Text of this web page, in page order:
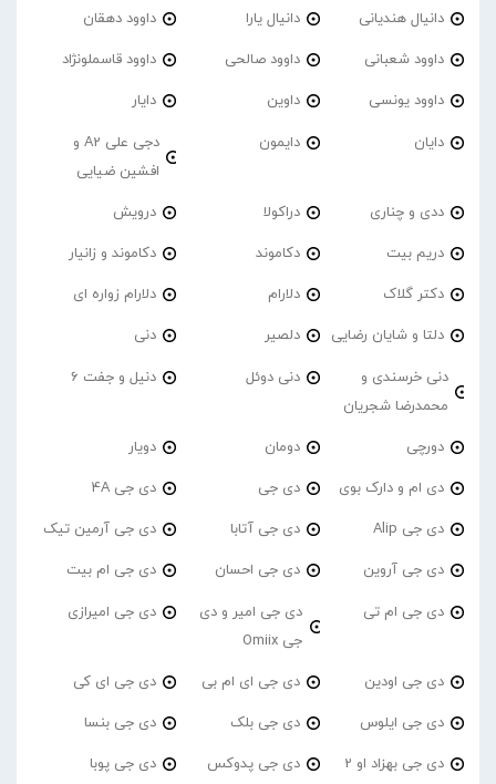
دانیال هندیانی دانیال یارا داوود دهقان
داوود شعبانی داوود صالحی داوود قاسملونژاد
داوود یونسی داوین دایار
دایان دایمون
دجی علی A2 و
افشین ضیایی
ددی و چناری دراکولا درویش
دریم بیت دکاموند دکاموند و زانیار
دکتر گلاک دلارام دلارام زواره ای
دلتا و شایان رضایی دلصیر دنی
دنی خرسندی و
محمدرضا شجریان
دنی دوئل دنیل و جفت 6
دورچی دومان دویار
دی ام و دارک بوی دی جی دی جی 4A
دی جی Alip دی جی آتابا دی جی آرمین تیک
دی جی آروین دی جی احسان دی جی ام بیت
دی جی ام تی
دی جی امیر و دی
جی Omiix
دی جی امیرازی
دی جی اودین دی جی ای ام بی دی جی ای کی
دی جی ایلوس دی جی بلک دی جی بنسا
دی جی بهزاد او 2 دی جی پدوکس دی جی پوبا